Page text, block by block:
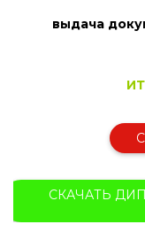
выдача
СКАЧАТЬ